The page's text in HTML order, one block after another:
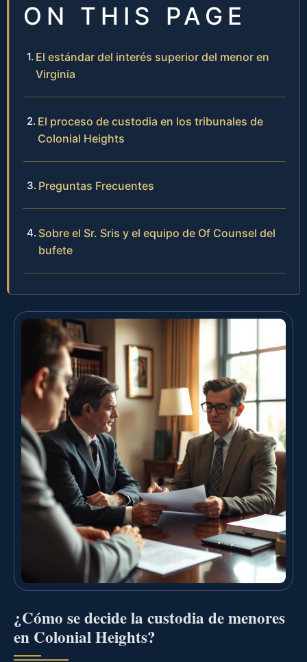
ON THIS PAGE
El estándar del interés superior del menor en
Virginia
El proceso de custodia en los tribunales de
Colonial Heights
Preguntas Frecuentes
Sobre el Sr. Sris y el equipo de Of Counsel del
bufete
¿Cómo se decide la custodia de menores
en Colonial Heights?